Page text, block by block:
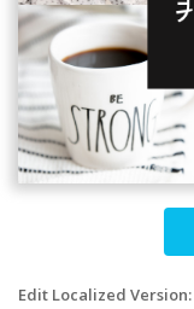
Edit Localized Version: